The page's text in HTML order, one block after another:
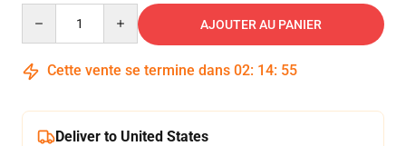
AJOUTER AU PANIER
Cette vente se termine dans 02: 14: 54
Deliver to United States